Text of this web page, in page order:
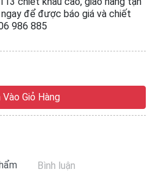
ngay để được báo giá và chiết
986 885
Giỏ Hàng
Bình luận